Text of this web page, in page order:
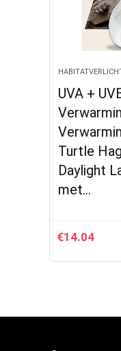
UVA +
Turtle
Daylight
met…
€14.04